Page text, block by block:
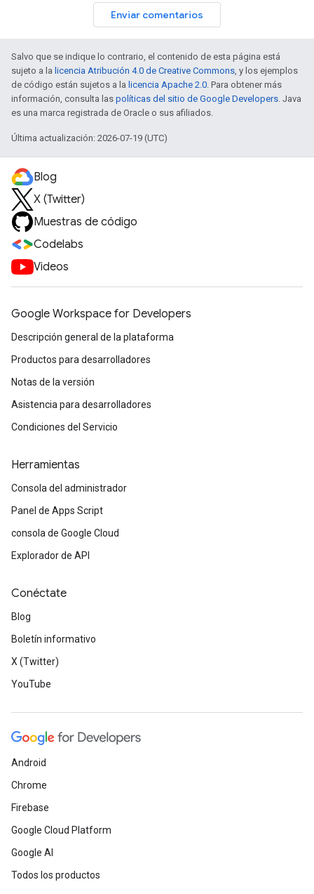
Enviar comentarios
Salvo que se indique lo contrario, el contenido de esta página está
sujeto a la licencia Atribución 4.0 de Creative Commons, y los ejemplos
de código están sujetos a la licencia Apache 2.0. Para obtener más
información, consulta las políticas del sitio de Google Developers. Java
es una marca registrada de Oracle o sus afiliados.
Última actualización: 2026-07-19 (UTC)
Blog
X (Twitter)
Muestras de código
Codelabs
Videos
Google Workspace for Developers
Descripción general de la plataforma
Productos para desarrolladores
Notas de la versión
Asistencia para desarrolladores
Condiciones del Servicio
Herramientas
Consola del administrador
Panel de Apps Script
consola de Google Cloud
Explorador de API
Conéctate
Blog
Boletín informativo
X (Twitter)
YouTube
Android
Chrome
Firebase
Google Cloud Platform
Google AI
Todos los productos